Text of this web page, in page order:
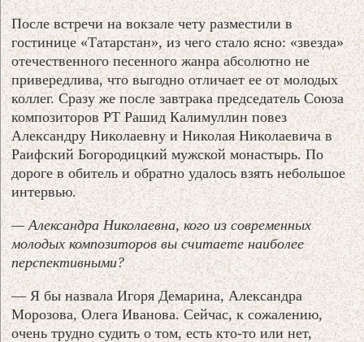
После встречи на вокзале чету разместили в
гостинице «Татарстан», из чего стало ясно: «звезда»
отечественного песенного жанра абсолютно не
привередлива, что выгодно отличает ее от молодых
коллег. Сразу же после завтрака председатель Союза
композиторов РТ Рашид Калимуллин повез
Александру Николаевну и Николая Николаевича в
Раифский Богородицкий мужской монастырь. По
дороге в обитель и обратно удалось взять небольшое
интервью.
— Александра Николаевна, кого из современных
молодых композиторов вы считаете наиболее
перспективными?
— Я бы назвала Игоря Демарина, Александра
Морозова, Олега Иванова. Сейчас, к сожалению,
очень трудно судить о том, есть кто-то или нет,